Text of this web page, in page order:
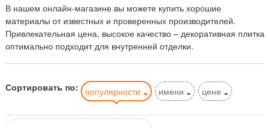
В нашем онлайн-магазине вы можете купить хорошие
материалы от известных и проверенных производителей.
Привлекательная цена, высокое качество – декоративная плитка
оптимально подходит для внутренней отделки.
Сортировать по: популярности имени цене